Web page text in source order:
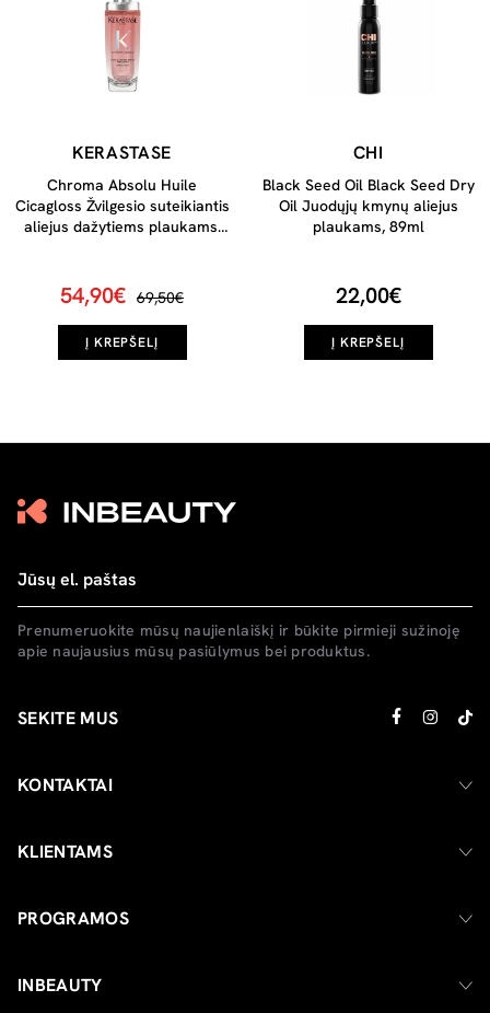
KERASTASE
Chroma Absolu Huile
Cicagloss Žvilgesio suteikiantis
aliejus dažytiems plaukams,
54,90€ 69,50€
Į KREPŠELĮ
CHI
Black Seed Oil Black Seed Dry
Oil Juodųjų kmynų aliejus
plaukams, 89ml
22,00€
Į KREPŠELĮ
Prenumeruokite mūsų naujienlaiškį ir būkite pirmieji sužinoję
apie naujausius mūsų pasiūlymus bei produktus.
SEKITE MUS
KONTAKTAI
KLIENTAMS
PROGRAMOS
INBEAUTY